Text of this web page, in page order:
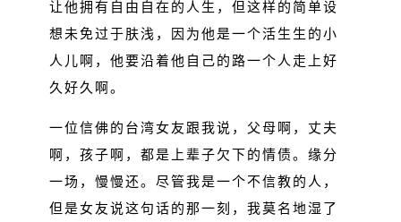
让他拥有自由自在的人生，但这样的简单设
想未免过于肤浅，因为他是一个活生生的小
人儿啊，他要沿着他自己的路一个人走上好
久好久啊。
一位信佛的台湾女友跟我说，父母啊，丈夫
啊，孩子啊，都是上辈子欠下的情债。缘分
一场，慢慢还。尽管我是一个不信教的人，
但是女友说这句话的那一刻，我莫名地湿了